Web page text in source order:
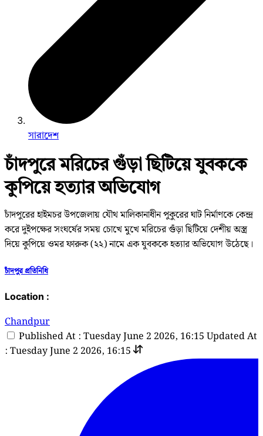
সারাদেশ
চাঁদপুরে মরিচের গুঁড়া ছিটিয়ে যুবককে
কুপিয়ে হত্যার অভিযোগ
চাঁদপুরের হাইমচর উপজেলায় যৌথ মালিকানাধীন পুকুরের ঘাট নির্মাণকে কেন্দ্র
করে দুইপক্ষের সংঘর্ষের সময় চোখে মুখে মরিচের গুঁড়া ছিটিয়ে দেশীয় অস্ত্র
দিয়ে কুপিয়ে ওমর ফারুক (২২) নামে এক যুবককে হত্যার অভিযোগ উঠেছে।
চাঁদপুর প্রতিনিধি
Location :
Chandpur
Published At : Tuesday June 2 2026, 16:15 Updated At
: Tuesday June 2 2026, 16:15